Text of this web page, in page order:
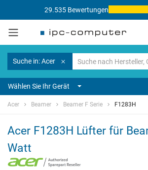
29.535 Bewertungen
Suche in: Acer
Wählen Sie Ihr Gerät
Acer Beamer Beamer F Serie F1283H
Acer F1283H Lüfter für
Watt